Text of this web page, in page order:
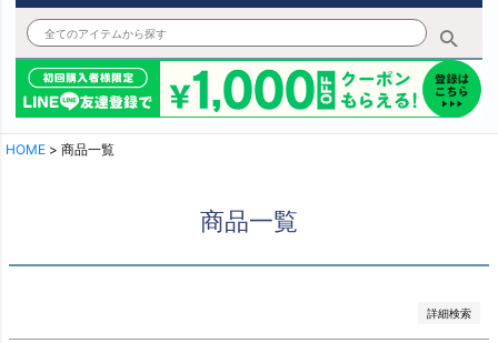
HOME 商品一覧
商品一覧
詳細検索
並び順
優先度順
新着順
価格が安い順
検索